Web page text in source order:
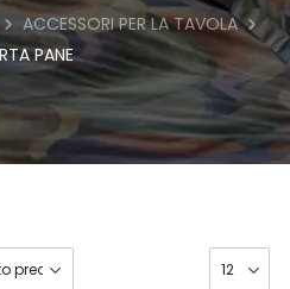
ACCESSORI PER LA TAVOLA
PANE